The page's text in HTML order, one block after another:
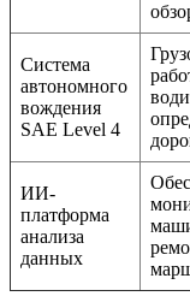
Система
автономного
вождения
SAE Level 4
ИИ-
платформа
анализа
данных